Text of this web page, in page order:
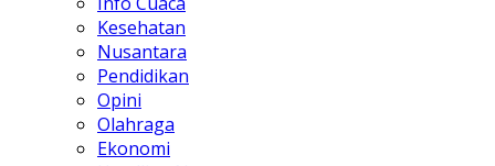
Kesehatan
Nusantara
Pendidikan
Opini
Olahraga
Ekonomi